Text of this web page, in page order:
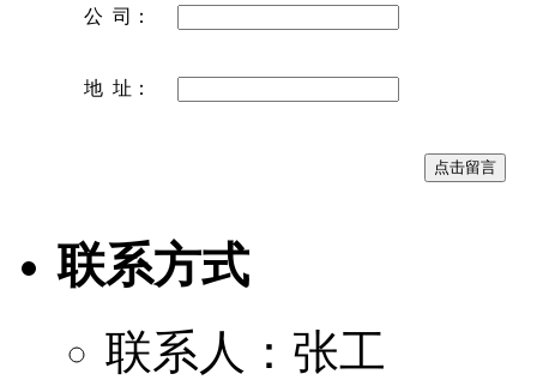
公 司：
地 址：
联系方式
联系人：张工